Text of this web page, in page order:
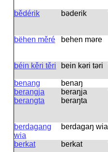
bědérik
bəderik
bëhen měré
behen məre
béin kěri těri
bein kəri təri
benang
benaŋ
berangja
berangta
beraŋja
beraŋta
berdagang
wia
berdagaŋ wia
berkat
berkat